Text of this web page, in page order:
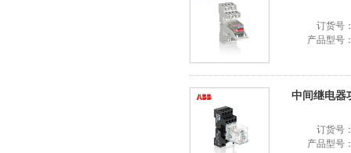
订货号
产品型号
中间继电器
订货号
产品型号